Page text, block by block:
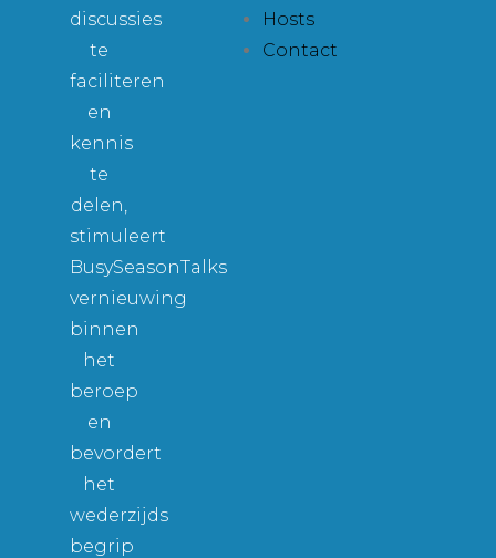
discussies
te
faciliteren
en
kennis
te
delen,
stimuleert
BusySeasonTalks
vernieuwing
binnen
het
beroep
en
bevordert
het
wederzijds
begrip
Hosts
Contact